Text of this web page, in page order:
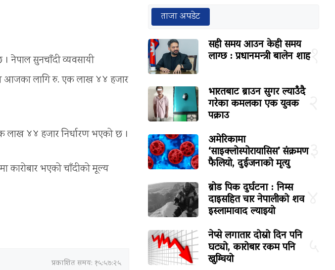
नेपाल सुनचाँदी व्यवसायी
आजका लागि रु. एक लाख ४४ हजार
लाख ४४ हजार निर्धारण भएको छ ।
कारोबार भएको चाँदीको मूल्य
प्रकाशित समय: १५:५७:२५
ताजा अपडेट
१
सही समय आउन केही समय
लाग्छ : प्रधानमन्त्री बालेन शाह
भारतबाट ब्राउन सुगर ल्याउँदै
गरेका कमलका एक युवक
पक्राउ
३
अमेरिकामा
‘साइक्लोस्पोरायासिस’ संक्रमण
फैलियो, दुईजनाको मृत्यु
ब्रोड पिक दुर्घटना : निम्स
दाइसहित चार नेपालीको शव
इस्लामावाद ल्याइयो
नेप्से लगातार दोस्रो दिन पनि
घट्यो, कारोबार रकम पनि
खुम्चियो